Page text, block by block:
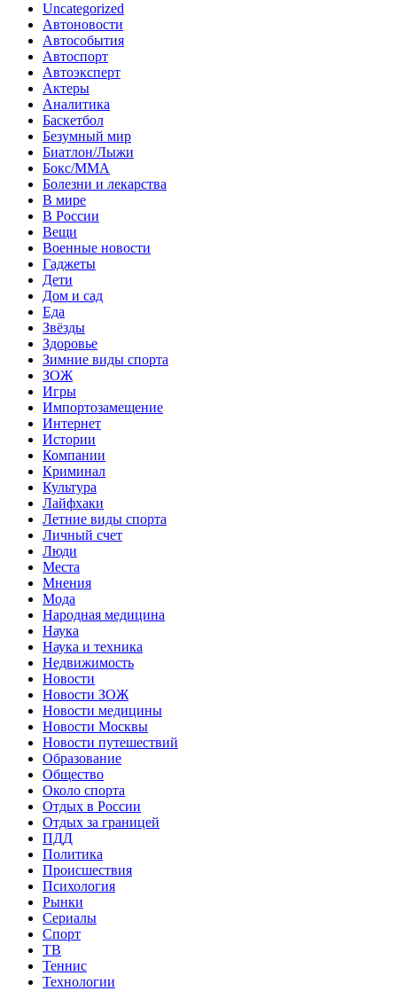
Uncategorized
Автоновости
Автособытия
Автоспорт
Автоэксперт
Актеры
Аналитика
Баскетбол
Безумный мир
Биатлон/Лыжи
Бокс/MMA
Болезни и лекарства
В мире
В России
Вещи
Военные новости
Гаджеты
Дети
Дом и сад
Еда
Звёзды
Здоровье
Зимние виды спорта
ЗОЖ
Игры
Импортозамещение
Интернет
Истории
Компании
Криминал
Культура
Лайфхаки
Летние виды спорта
Личный счет
Люди
Места
Мнения
Мода
Народная медицина
Наука
Наука и техника
Недвижимость
Новости
Новости ЗОЖ
Новости медицины
Новости Москвы
Новости путешествий
Образование
Общество
Около спорта
Отдых в России
Отдых за границей
ПДД
Политика
Происшествия
Психология
Рынки
Сериалы
Спорт
ТВ
Теннис
Технологии